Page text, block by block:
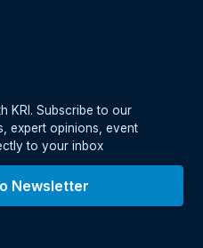
KRI. Subscribe to our
expert opinions, event
to your inbox
Newsletter